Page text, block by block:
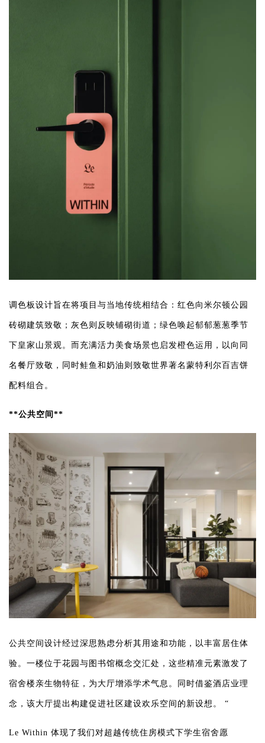
调色板设计旨在将项目与当地传统相结合：红色向米尔顿公园
砖砌建筑致敬；灰色则反映铺砌街道；绿色唤起郁郁葱葱季节
下皇家山景观。而充满活力美食场景也启发橙色运用，以向同
名餐厅致敬，同时鲑鱼和奶油则致敬世界著名蒙特利尔百吉饼
配料组合。
**公共空间**
公共空间设计经过深思熟虑分析其用途和功能，以丰富居住体
验。一楼位于花园与图书馆概念交汇处，这些精准元素激发了
宿舍楼亲生物特征，为大厅增添学术气息。同时借鉴酒店业理
念，该大厅提出构建促进社区建设欢乐空间的新设想。 “
Le Within 体现了我们对超越传统住房模式下学生宿舍愿